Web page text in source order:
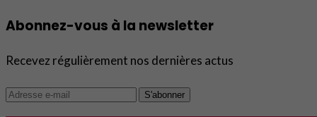
Abonnez-vous à la newsletter
Recevez régulièrement nos dernières actus
S'abonner